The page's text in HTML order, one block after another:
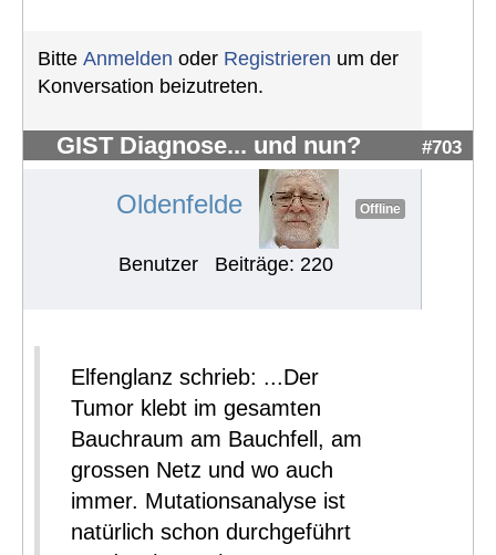
Bitte Anmelden oder Registrieren um der
Konversation beizutreten.
GIST Diagnose... und nun? #703
Oldenfelde Offline
Benutzer Beiträge: 220
Elfenglanz schrieb: ...Der
Tumor klebt im gesamten
Bauchraum am Bauchfell, am
grossen Netz und wo auch
immer. Mutationsanalyse ist
natürlich schon durchgeführt